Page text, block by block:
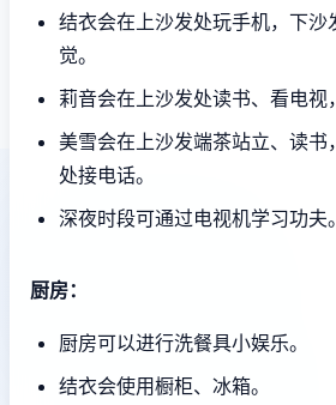
结衣会在上沙发处玩手机，下沙
觉。
莉音会在上沙发处读书、看电视
美雪会在上沙发端茶站立、读书
处接电话。
深夜时段可通过电视机学习功夫。
厨房：
厨房可以进行洗餐具小娱乐。
结衣会使用橱柜、冰箱。